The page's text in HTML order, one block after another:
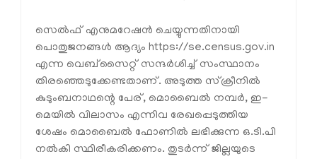
സെൽഫ് എനുമറേഷൻ ചെയ്യുന്നതിനായി
പൊതുജനങ്ങൾ ആദ്യം https://se.census.gov.in
എന്ന വെബ്‌സൈറ്റ് സന്ദർശിച്ച് സംസ്ഥാനം
തിരഞ്ഞെടുക്കേണ്ടതാണ്. അടുത്ത സ്‌ക്രീനിൽ
കുടുംബനാഥന്റെ പേര്, മൊബൈൽ നമ്പർ, ഇ-
മെയിൽ വിലാസം എന്നിവ രേഖപ്പെടുത്തിയ
ശേഷം മൊബൈൽ ഫോണിൽ ലഭിക്കുന്ന ഒ.ടി.പി
നൽകി സ്ഥിരീകരിക്കണം. തുടർന്ന് ജില്ലയുടെ